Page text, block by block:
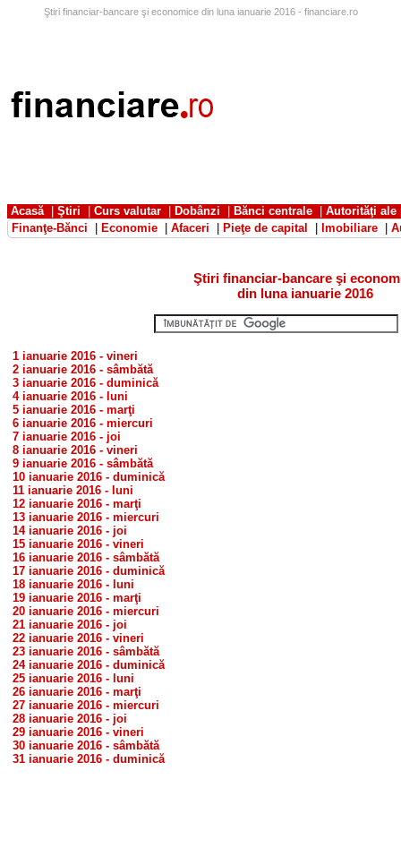
Ştiri financiar-bancare şi economice din luna ianuarie 2016 - financiare.ro
Acasă| Ştiri Curs valutar Dobânzi Bănci centrale
Autorităţi ale
Finanţe-Bănci
Economie Afaceri Pieţe de capital Imobiliare
Ştiri financiar-bancare şi
din luna ianuarie 2016
1 ianuarie 2016 - vineri
2 ianuarie 2016 - sâmbătă
3 ianuarie 2016 - duminică
4 ianuarie 2016 - luni
5 ianuarie 2016 - marţi
6 ianuarie 2016 - miercuri
7 ianuarie 2016 - joi
8 ianuarie 2016 - vineri
9 ianuarie 2016 - sâmbătă
10 ianuarie 2016 - duminică
11 ianuarie 2016 - luni
12 ianuarie 2016 - marţi
13 ianuarie 2016 - miercuri
14 ianuarie 2016 - joi
15 ianuarie 2016 - vineri
16 ianuarie 2016 - sâmbătă
17 ianuarie 2016 - duminică
18 ianuarie 2016 - luni
19 ianuarie 2016 - marţi
20 ianuarie 2016 - miercuri
21 ianuarie 2016 - joi
22 ianuarie 2016 - vineri
23 ianuarie 2016 - sâmbătă
24 ianuarie 2016 - duminică
25 ianuarie 2016 - luni
26 ianuarie 2016 - marţi
27 ianuarie 2016 - miercuri
28 ianuarie 2016 - joi
29 ianuarie 2016 - vineri
30 ianuarie 2016 - sâmbătă
31 ianuarie 2016 - duminică